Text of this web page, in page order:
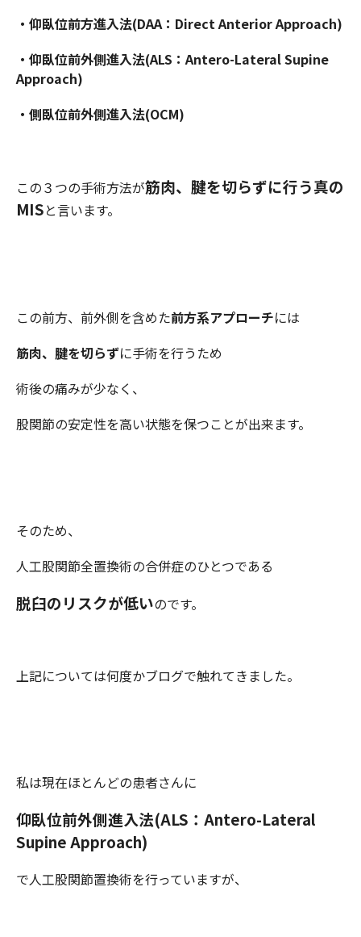
・仰臥位前方進入法(DAA：Direct Anterior Approach)
・仰臥位前外側進入法(ALS：Antero-Lateral Supine
Approach)
・側臥位前外側進入法(OCM)
この３つの手術方法が筋肉、腱を切らずに行う真の
MISと言います。
この前方、前外側を含めた前方系アプローチには
筋肉、腱を切らずに手術を行うため
術後の痛みが少なく、
股関節の安定性を高い状態を保つことが出来ます。
そのため、
人工股関節全置換術の合併症のひとつである
脱臼のリスクが低いのです。
上記については何度かブログで触れてきました。
私は現在ほとんどの患者さんに
仰臥位前外側進入法(ALS：Antero-Lateral
Supine Approach)
で人工股関節置換術を行っていますが、